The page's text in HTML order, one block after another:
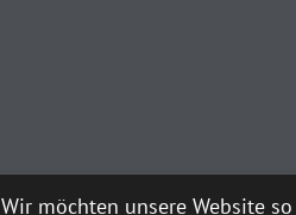
Wir möchten unsere Website